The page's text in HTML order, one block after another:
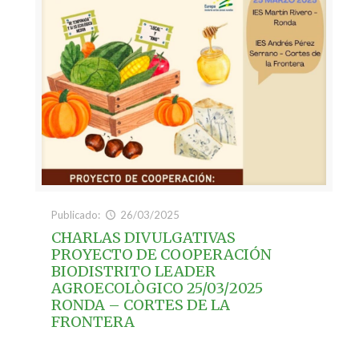
Publicado: 26/03/2025
CHARLAS DIVULGATIVAS
PROYECTO DE COOPERACIÓN
BIODISTRITO LEADER
AGROECOLÒGICO 25/03/2025
RONDA – CORTES DE LA
FRONTERA